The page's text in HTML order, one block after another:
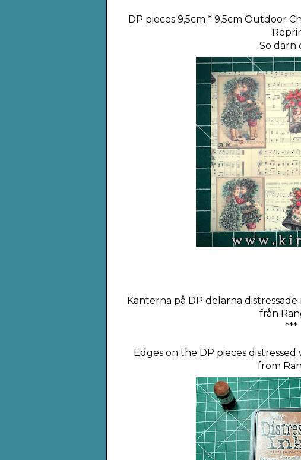
DP pieces 9,5cm * 9,5cm Outdoor
So darn
Kanterna på DP delarna
från
***
Edges on the DP pieces
from